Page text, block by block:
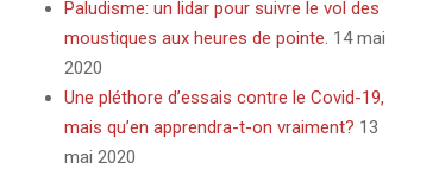
Paludisme: un lidar pour suivre le vol des
moustiques aux heures de pointe. 14 mai
2020
Une pléthore d’essais contre le Covid-19,
mais qu’en apprendra-t-on vraiment? 13
mai 2020